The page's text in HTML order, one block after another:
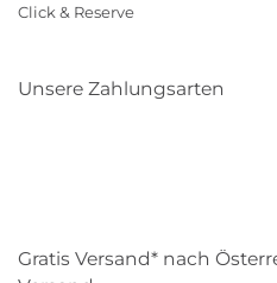
Click & Reserve
Unsere Zahlungsarten
Gratis Versand* nach